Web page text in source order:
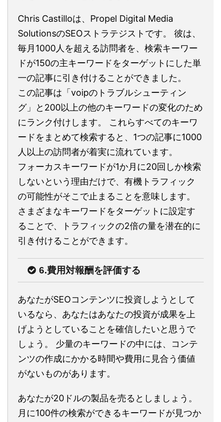
Chris Castilloは、Propel Digital Media
SolutionsのSEOストラテジストです。 彼は、
毎月1000人を超える訪問者を、検索キーワー
ドが150の主キーワードをターゲットにした単
一の記事に引き付けることができました。
この記事は「voipのトラブルシューティン
グ」と200以上の他のキーワードの変化のため
にランク付けします。 これらすべてのキーワ
ードをまとめて検索すると、1つの記事に1000
人以上の訪問者が着実に流れています。
フォーカスキーワードが1か月に20回しか検索
しないという理由だけで、有機トラフィック
の可能性がそこで止まることを意味します。
さまざまなキーワードをターゲットに設定す
ることで、トラフィックの2倍の量を潜在的に
引き付けることができます。
6.費用対報酬を評価する
あなたがSEOコンテンツに投資しようとして
いるなら、あなたはあなたの投資が成果を上
げようとしていることを確信したいと思うで
しょう。 少量のキーワードの中には、コンテ
ンツの作成にかかる時間や費用に見合う価値
がないものがあります。
あなたが20ドルの製品を売るとしましょう。
月に100件の検索ができるキーワードが見つか